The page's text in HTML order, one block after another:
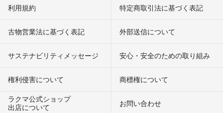
利用規約 特定商取引法に基づく表記
古物営業法に基づく表記 外部送信について
サステナビリティメッセージ 安心・安全のための取り組み
権利侵害について
商標権について
ラクマ公式ショップ
出店について
お問い合わせ